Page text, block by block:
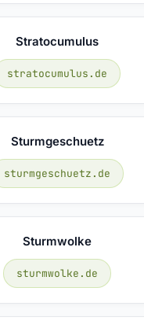
Stratocumulus
stratocumulus.de
Sturmgeschuetz
sturmgeschuetz.de
Sturmwolke
sturmwolke.de